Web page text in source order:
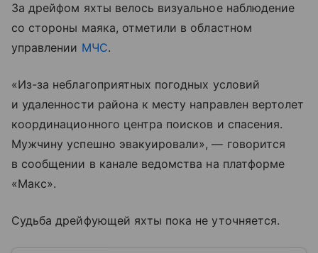
За дрейфом яхты велось визуальное наблюдение
со стороны маяка, отметили в областном
управлении МЧС.
«Из-за неблагоприятных погодных условий
и удаленности района к месту направлен вертолет
координационного центра поисков и спасения.
Мужчину успешно эвакуировали», — говорится
в сообщении в канале ведомства на платформе
«Макс».
Судьба дрейфующей яхты пока не уточняется.